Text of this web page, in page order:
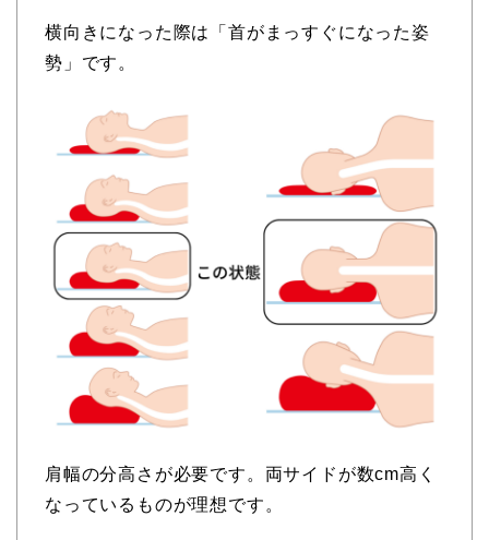
横向きになった際は「首がまっすぐになった姿
勢」です。
肩幅の分高さが必要です。両サイドが数cm高く
なっているものが理想です。